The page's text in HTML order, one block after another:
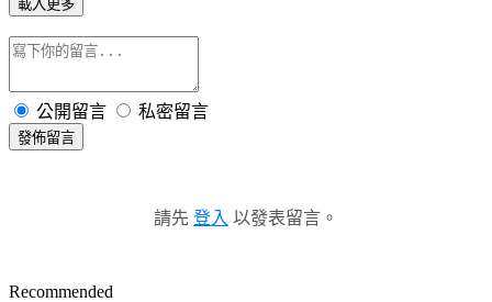
載入更多
公開留言 私密留言
發佈留言
請先 登入 以發表留言。
Recommended